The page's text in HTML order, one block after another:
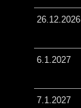
26.12.2026
6.1.2027
7.1.2027